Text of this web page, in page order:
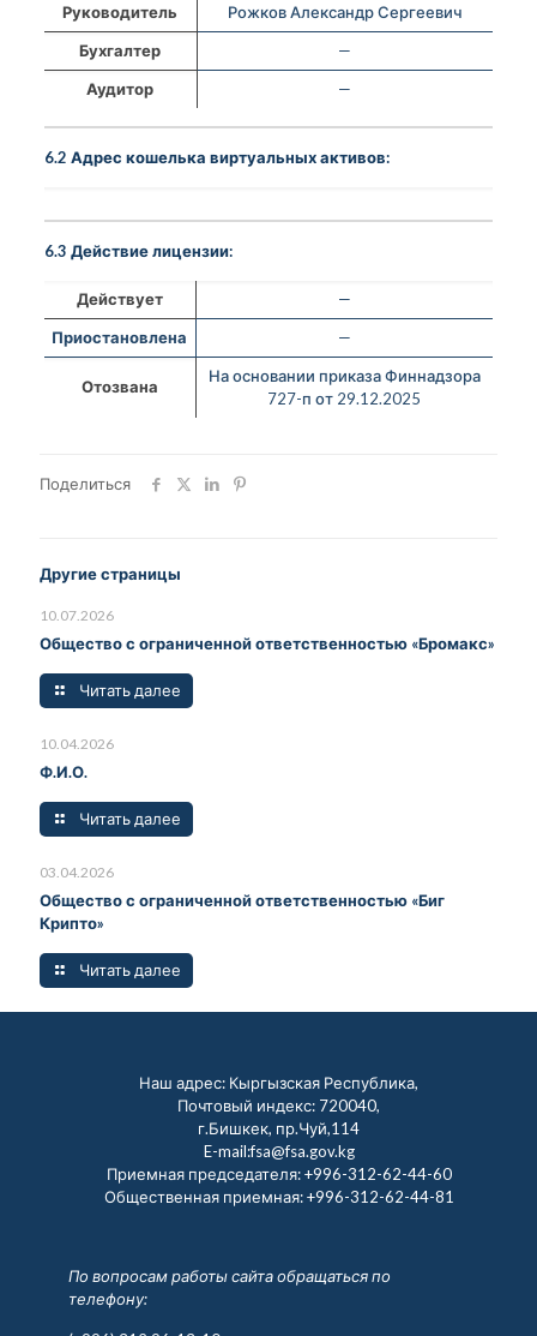
Руководитель
Рожков Александр Сергеевич
Бухгалтер
—
Аудитор
—
6.2 Адрес кошелька виртуальных активов:
6.3 Действие лицензии:
Действует
—
Приостановлена
—
Отозвана
На основании приказа Финнадзора
727-п от 29.12.2025
Поделиться
Другие страницы
10.07.2026
Общество с ограниченной ответственностью «Бромакс»
Читать далее
10.04.2026
Ф.И.О.
Читать далее
03.04.2026
Общество с ограниченной ответственностью «Биг
Крипто»
Читать далее
Наш адрес: Кыргызская Республика,
Почтовый индекс: 720040,
г.Бишкек, пр.Чуй,114
E-mail:fsa@fsa.gov.kg
Приемная председателя:+996-312-62-44-60
Общественная приемная:+996-312-62-44-81
По вопросам работы сайта обращаться по
телефону: